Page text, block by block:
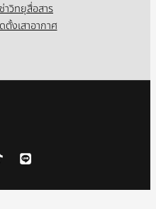
าวิทยุสื่อสาร
งเสาอากาศ